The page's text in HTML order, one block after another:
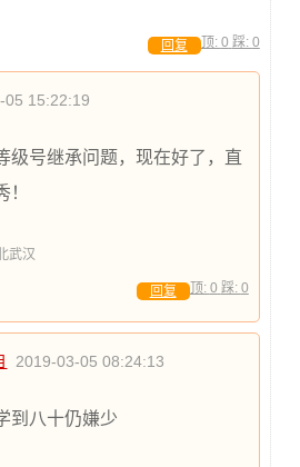
顶: 0 踩: 0
回复
05 15:22:19
级号继承问题，现在好了，直
！
武汉
顶: 0 踩: 0
回复
2019-03-05 08:24:13
到八十仍嫌少